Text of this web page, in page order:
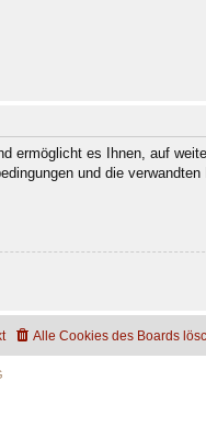
ermöglicht es Ihnen, auf
und die
Alle Cookies des Boards